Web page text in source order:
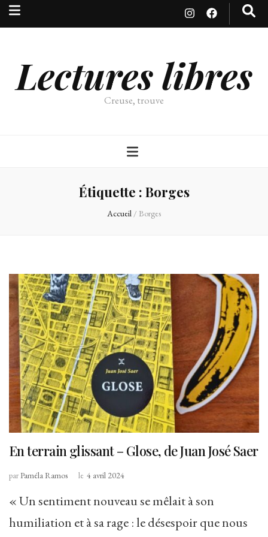
Lectures libres
Creuse, trouve
Étiquette : Borges
Accueil / Borges
En terrain glissant – Glose, de Juan José Saer
parPaméla Ramos le 4 avril 2024
« Un sentiment nouveau se mêlait à son
humiliation et à sa rage : le désespoir que nous